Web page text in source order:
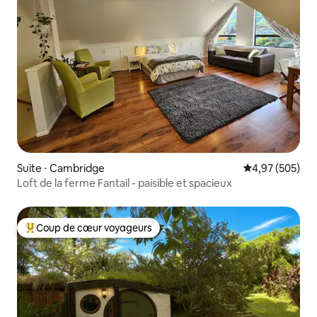
Suite ⋅ Cambridge Évaluation
4,97 (505)
Loft de la ferme Fantail - paisible et spacieux
Coups de cœur voyageurs les plus appréciés
Coup de cœur voyageurs